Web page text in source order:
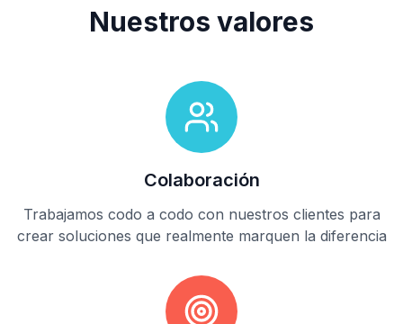
Nuestros valores
Colaboración
Trabajamos codo a codo con nuestros clientes para
crear soluciones que realmente marquen la diferencia